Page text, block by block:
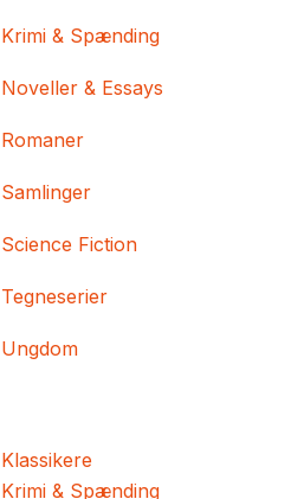
Krimi & Spænding
Noveller & Essays
Romaner
Samlinger
Science Fiction
Tegneserier
Ungdom
Klassikere
Krimi & Spænding